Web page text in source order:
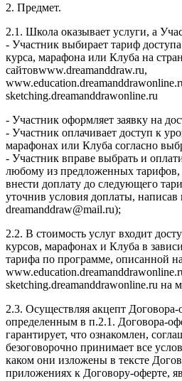
2. Предмет.
2.1. Школа оказывает услуги, а
- Участник выбирает тариф
курса, марафона или Клуба на
сайтовwww.dreamanddraw.ru,
sketching.dreamanddrawonline.ru
- Участник оформляет заявку на
- Участник оплачивает доступ к
марафонах или Клуба согласно
- Участник вправе выбрать и
любому из предложенных тарифов,
внести доплату до следующего
уточнив условия доплаты,
dreamanddraw@mail.ru);
2.2. В стоимость услуг входит
курсов, марафонах и Клуба в
тарифа по программе, описанной
sketching.dreamanddrawonline.ru на
2.3. Осуществляя акцепт
определенным в п.2.1. Договора-
гарантирует, что ознакомлен,
безоговорочно принимает все
каком они изложены в тексте
приложениях к Договору-оферте,